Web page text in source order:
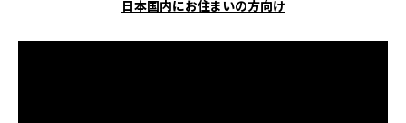
日本国内にお住まいの方向け